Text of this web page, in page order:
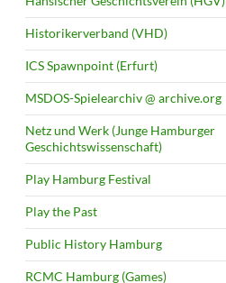
Historikerverband (VHD)
ICS Spawnpoint (Erfurt)
MSDOS-Spielearchiv @ archive.org
Netz und Werk (Junge Hamburger
Geschichtswissenschaft)
Play Hamburg Festival
Play the Past
Public History Hamburg
RCMC Hamburg (Games)